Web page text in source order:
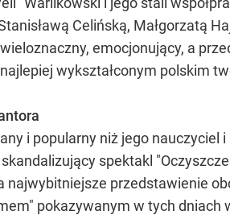
Celińską, Małgorzatą
emocjonujący, a
wykształconym polskim
i popularny niż jego
spektakl
najwybitniejsze przedstawienie
pokazywanym w tych